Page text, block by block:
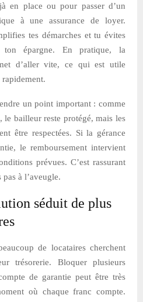
en place ou pour passer d’un
à une assurance de loyer.
tes démarches et tu évites
ton épargne. En pratique, la
d’aller vite, ce qui est utile
un point important : comme
bailleur reste protégé, mais les
être respectées. Si la gérance
le remboursement intervient
prévues. C’est rassurant
à l’aveugle.
séduit de plus
de locataires cherchent
trésorerie. Bloquer plusieurs
de garantie peut être très
où chaque franc compte.